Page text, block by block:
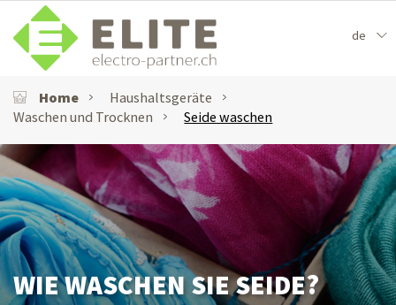
de
Home
Haushaltsgeräte
Waschen und Trocknen
Seide waschen
WIE WASCHEN SIE SEIDE?